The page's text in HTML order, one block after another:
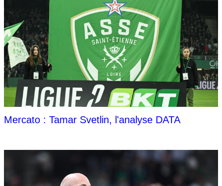
Mercato : Tamar Svetlin, l'analyse DATA